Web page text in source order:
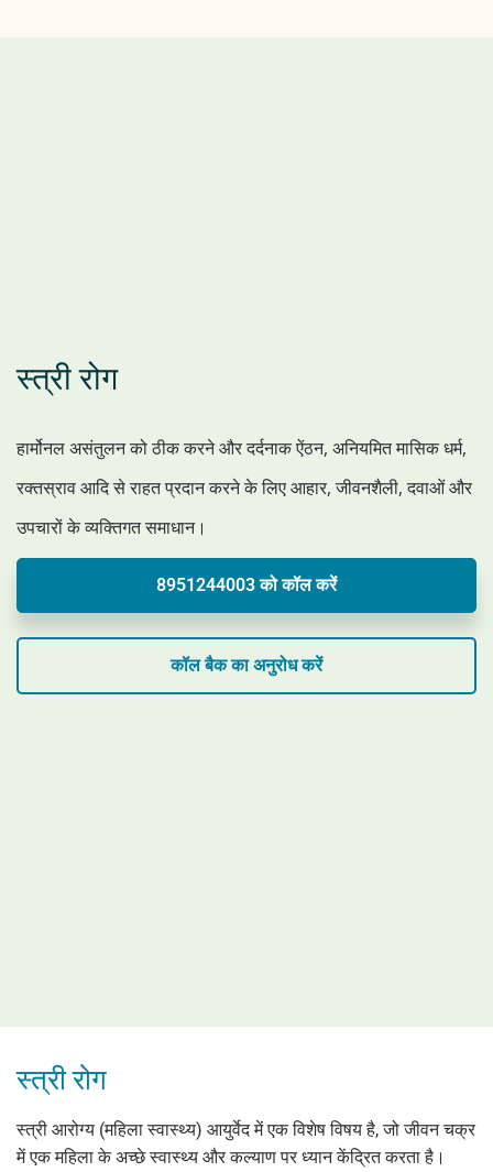
स्त्री रोग
हार्मोनल असंतुलन को ठीक करने और दर्दनाक ऐंठन, अनियमित मासिक धर्म,
रक्तस्राव आदि से राहत प्रदान करने के लिए आहार, जीवनशैली, दवाओं और
उपचारों के व्यक्तिगत समाधान।
8951244003 को कॉल करें
कॉल बैक का अनुरोध करें
स्त्री रोग
स्त्री आरोग्य (महिला स्वास्थ्य) आयुर्वेद में एक विशेष विषय है, जो जीवन चक्र
में एक महिला के अच्छे स्वास्थ्य और कल्याण पर ध्यान केंद्रित करता है।